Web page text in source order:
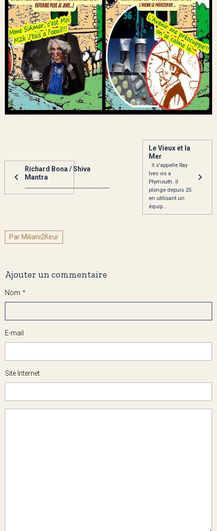
Richard Bona / Shiva
Mantra
Le Vieux et la
Mer
Il s'appelle Ray
Ives vis a
Plymouth. Il
plonge depuis 25
en utilisant un
équip...
Par Miliani2Keur
Ajouter un commentaire
Nom
E-mail
Site Internet